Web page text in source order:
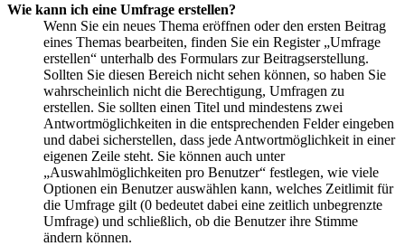
Wie kann ich eine Umfrage erstellen?
Wenn Sie ein neues Thema eröffnen oder den ersten Beitrag
eines Themas bearbeiten, finden Sie ein Register „Umfrage
erstellen“ unterhalb des Formulars zur Beitragserstellung.
Sollten Sie diesen Bereich nicht sehen können, so haben Sie
wahrscheinlich nicht die Berechtigung, Umfragen zu
erstellen. Sie sollten einen Titel und mindestens zwei
Antwortmöglichkeiten in die entsprechenden Felder eingeben
und dabei sicherstellen, dass jede Antwortmöglichkeit in einer
eigenen Zeile steht. Sie können auch unter
„Auswahlmöglichkeiten pro Benutzer“ festlegen, wie viele
Optionen ein Benutzer auswählen kann, welches Zeitlimit für
die Umfrage gilt (0 bedeutet dabei eine zeitlich unbegrenzte
Umfrage) und schließlich, ob die Benutzer ihre Stimme
ändern können.